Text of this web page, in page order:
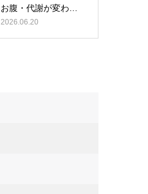
お腹・代謝が変わる
トレーニング…
2026.06.20